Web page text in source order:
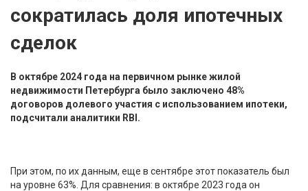
сократилась доля ипотечных
сделок
В октябре 2024 года на первичном рынке жилой
недвижимости Петербурга было заключено 48%
договоров долевого участия с использованием ипотеки,
подсчитали аналитики RBI.
При этом, по их данным, еще в сентябре этот показатель был
на уровне 63%. Для сравнения: в октябре 2023 года он